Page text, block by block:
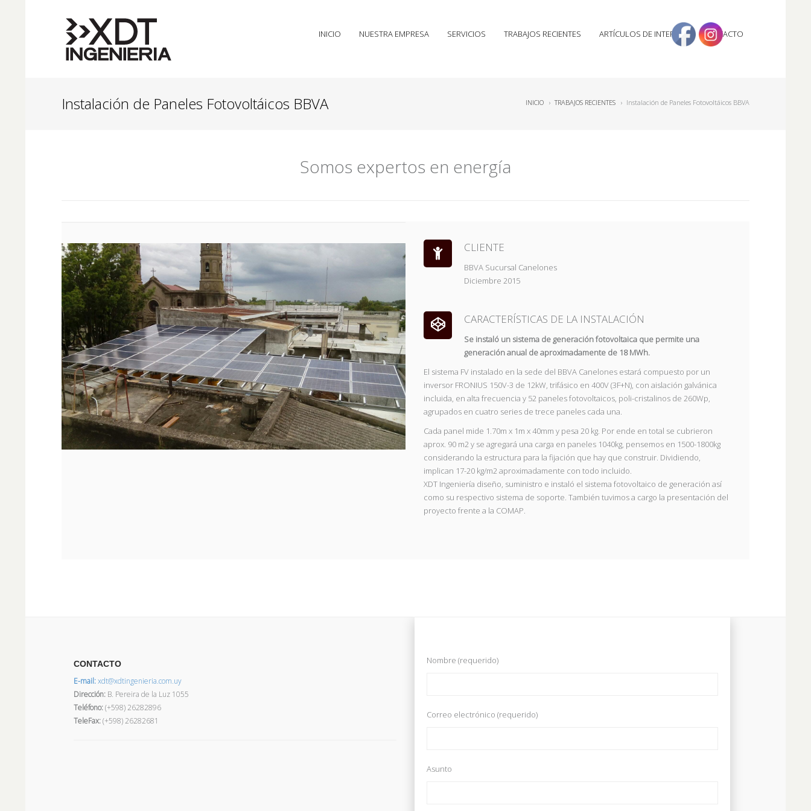
INICIO NUESTRA EMPRESA SERVICIOS TRABAJOS RECIENTES ARTÍCULOS DE INTERÉS CONTACTO
Instalación de Paneles Fotovoltáicos BBVA INICIO ›TRABAJOS RECIENTES › Instalación de Paneles Fotovoltáicos BBVA
Somos expertos en energía
CLIENTE
BBVA Sucursal Canelones
Diciembre 2015
CARACTERÍSTICAS DE LA INSTALACIÓN
Se instaló un sistema de generación fotovoltaica que permite una
generación anual de aproximadamente de 18 MWh.
El sistema FV instalado en la sede del BBVA Canelones estará compuesto por un
inversor FRONIUS 150V-3 de 12kW, trifásico en 400V (3F+N), con aislación galvánica
incluida, en alta frecuencia y 52 paneles fotovoltaicos, poli-cristalinos de 260Wp,
agrupados en cuatro series de trece paneles cada una.
Cada panel mide 1.70m x 1m x 40mm y pesa 20 kg. Por ende en total se cubrieron
aprox. 90 m2 y se agregará una carga en paneles 1040kg, pensemos en 1500-1800kg
considerando la estructura para la fijación que hay que construir. Dividiendo,
implican 17-20 kg/m2 aproximadamente con todo incluido.
XDT Ingeniería diseño, suministro e instaló el sistema fotovoltaico de generación así
como su respectivo sistema de soporte. También tuvimos a cargo la presentación del
proyecto frente a la COMAP.
CONTACTO
E-mail:xdt@xdtingenieria.com.uy
Dirección: B. Pereira de la Luz 1055
Teléfono:(+598) 26282896
TeleFax:(+598) 26282681
Nombre (requerido)
Correo electrónico (requerido)
Asunto